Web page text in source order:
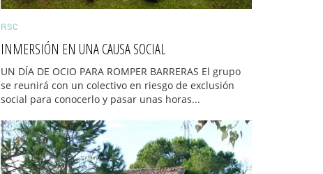
RSC
INMERSIÓN EN UNA CAUSA SOCIAL
UN DÍA DE OCIO PARA ROMPER BARRERAS El grupo
se reunirá con un colectivo en riesgo de exclusión
social para conocerlo y pasar unas horas...